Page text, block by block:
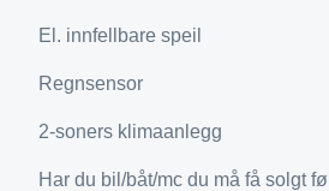
El. innfellbare speil
Regnsensor
2-soners klimaanlegg
Har du bil/båt/mc du må få solgt